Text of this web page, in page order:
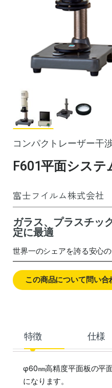
コンパクトレーザー干
F601平面システ
富士フイルム株式会社
ガラス、プラスチッ
定に最適
世界一のシェアを誇る安心の
この商品について問い合
特徴 仕様
φ60㎜高精度平面板の平
になります。